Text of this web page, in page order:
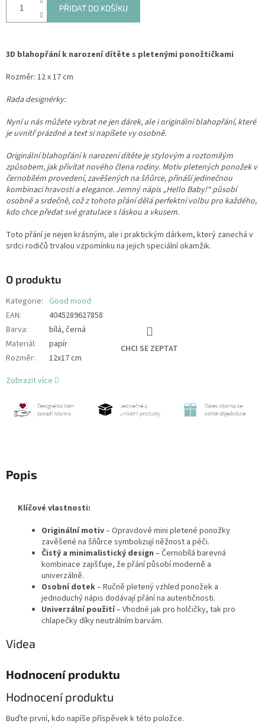
PŘIDAT DO KOŠÍKU
3D blahopřání k narození dítěte s pletenými ponožtičkami
Rozměr: 12 x 17 cm
Rada designérky:
Nyní u nás můžete vybrat ne jen dárek, ale i originální blahopřání, které
je uvnitř prázdné a text si napíšete vy osobně.
Originální blahopřání k narození dítěte je stylovým a roztomilým
způsobem, jak přivítat nového člena rodiny. Motiv pletených ponožek v
černobílém provedení, zavěšených na šňůrce, přináší jedinečnou
kombinaci hravosti a elegance. Jemný nápis „Hello Baby!“ působí
osobně a srdečně, což z tohoto přání dělá perfektní volbu pro každého,
kdo chce předat své gratulace s láskou a vkusem.
Toto přání je nejen krásným, ale i praktickým dárkem, který zanechá v
srdci rodičů trvalou vzpomínku na jejich speciální okamžik.
O produktu
Kategorie: Good mood
EAN:
4045289627858
Barva:
bílá, černá
Materiál:
papír
Rozměr: 12x17 cm
CHCI SE ZEPTAT
Zobrazit více
Popis
Klíčové vlastnosti:
Originální motiv– Opravdové mini pletené ponožky
zavěšené na šňůrce symbolizují něžnost a péči.
Čistý a minimalistický design – Černobílá barevná
kombinace zajišťuje, že přání působí moderně a
univerzálně.
Osobní dotek– Ručně pletený vzhled ponožek a
jednoduchý nápis dodávají přání na autentičnosti.
Univerzální použití– Vhodné jak pro holčičky, tak pro
chlapečky díky neutrálním barvám.
Videa
Hodnocení produktu
Hodnocení produktu
Buďte první, kdo napíše příspěvek k této položce.